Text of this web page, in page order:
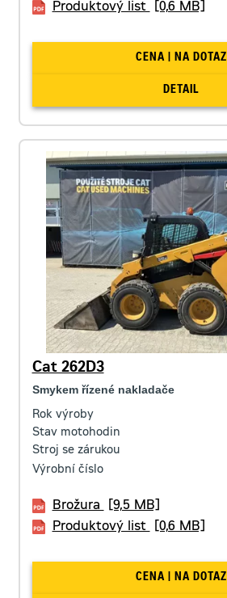
Produktový list
[0,6 MB]
CENA | NA DOTAZ
DETAIL
Cat 262D3
Smykem řízené nakladače
Rok výroby
Stav motohodin
Stroj se zárukou
Výrobní číslo
Brožura
[9,5 MB]
Produktový list
[0,6 MB]
CENA | NA DOTAZ